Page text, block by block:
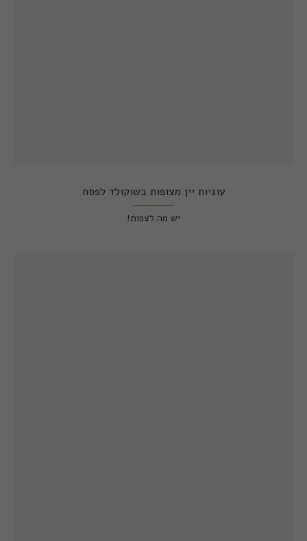
עוגיות יין מצופות בשוקולד לפסח
יש מה לצפות!